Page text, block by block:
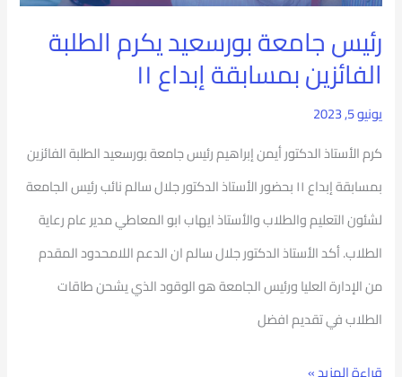
رئيس جامعة بورسعيد يكرم الطلبة
الفائزين بمسابقة إبداع ١١
يونيو 5, 2023
كرم الأستاذ الدكتور أيمن إبراهيم رئيس جامعة بورسعيد الطلبة الفائزين
بمسابقة إبداع ١١ بحضور الأستاذ الدكتور جلال سالم نائب رئيس الجامعة
لشئون التعليم والطلاب والأستاذ ايهاب ابو المعاطي مدير عام رعاية
الطلاب. أكد الأستاذ الدكتور جلال سالم ان الدعم اللامحدود المقدم
من الإدارة العليا ورئيس الجامعة هو الوقود الذي يشحن طاقات
الطلاب في تقديم افضل
إبداع
١١
قراءة المزيد »